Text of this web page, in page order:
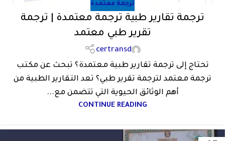
ترجمة معتمدة
ترجمة تقارير طبية ترجمة معتمدة | ترجمة
تقرير طبي معتمد
certransd
تحتاج إلى ترجمة تقارير طبية معتمدة؟ تبحث عن مكتب
ترجمة معتمد لترجمة تقرير طبي؟ تعد التقارير الطبية من
أهم الوثائق الحيوية التي تتضمن مع...
CONTINUE READING